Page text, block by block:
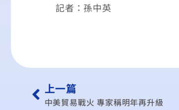
記者：孫中英
上一篇
中美貿易戰火 專家稱明年再升級